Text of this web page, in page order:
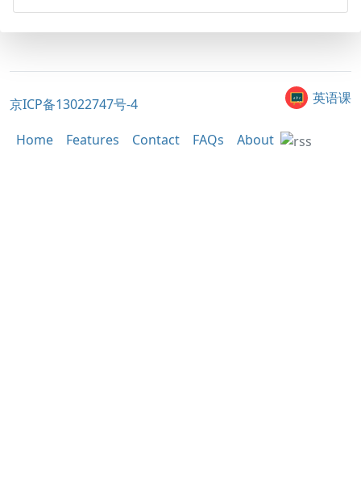
京ICP备13022747号-4 英语课
Home Features Contact FAQs About